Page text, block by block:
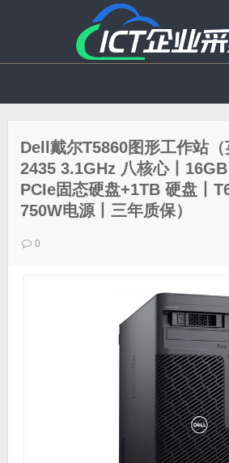
Dell戴尔T5860图形工作站
2435 3.1GHz 八核心丨
PCIe固态硬盘+1TB 硬盘丨
750W电源丨三年质保）
0